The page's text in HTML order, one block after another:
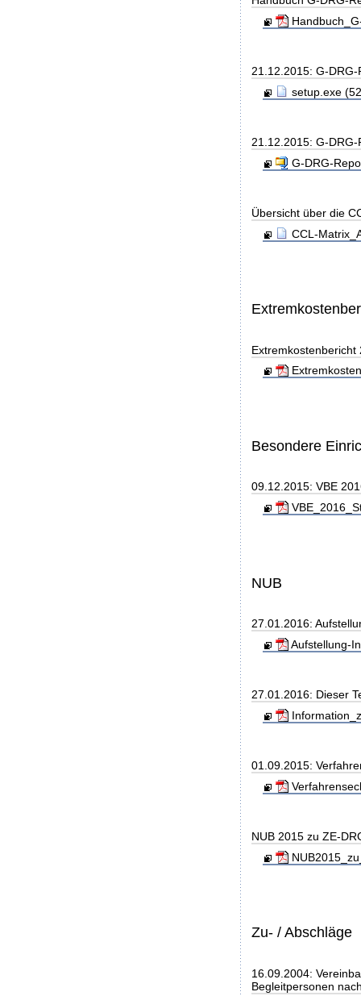
21.12.2015: G-
setup.exe
21.12.2015: G-
G-DRG-
Übersicht über die
CCL-
Extremkostenbericht
Besondere
09.12.2015: VBE
NUB
27.01.2016:
Aufstellung-
27.01.2016: Dieser
01.09.2015:
NUB 2015 zu ZE-
Zu- / Abschläge
16.09.2004:
Begleitpersonen